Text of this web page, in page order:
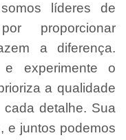
líderes de
proporcionar
a diferença.
e experimente o
a qualidade
detalhe. Sua
e juntos podemos